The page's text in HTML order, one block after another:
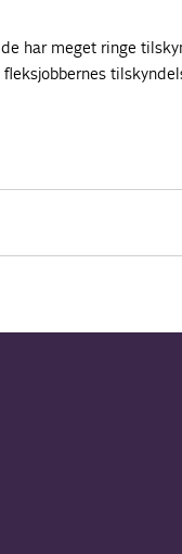
har meget ringe